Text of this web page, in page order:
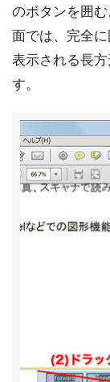
のボタンを囲
面では、完全
表示される長
す。